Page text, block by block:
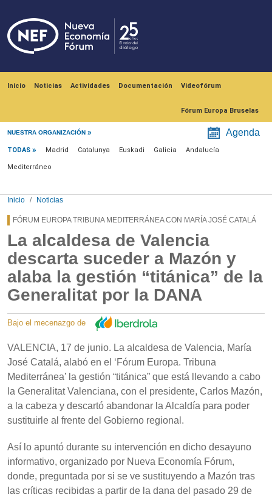
Inicio Noticias Actividades Documentación Videofórum
Fórum Europa Bruselas
NUESTRA ORGANIZACIÓN Agenda
Menú noticias
TODAS Madrid Catalunya Euskadi Galicia Andalucía
Mediterráneo
Inicio Noticias
FÓRUM EUROPA TRIBUNA MEDITERRÁNEA CON MARÍA JOSÉ CATALÁ
La alcaldesa de Valencia
descarta suceder a Mazón y
alaba la gestión “titánica” de la
Generalitat por la DANA
Bajo el mecenazgo de
VALENCIA, 17 de junio. La alcaldesa de Valencia, María
José Catalá, alabó en el ‘Fórum Europa. Tribuna
Mediterránea’ la gestión “titánica” que está llevando a cabo
la Generalitat Valenciana, con el presidente, Carlos Mazón,
a la cabeza y descartó abandonar la Alcaldía para poder
sustituirle al frente del Gobierno regional.
Así lo apuntó durante su intervención en dicho desayuno
informativo, organizado por Nueva Economía Fórum,
donde, preguntada por si se ve sustituyendo a Mazón tras
las críticas recibidas a partir de la dana del pasado 29 de